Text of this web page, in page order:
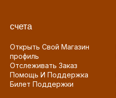
счета
Открыть Свой Магазин
профиль
Отслеживать Заказ
Помощь И Поддержка
Билет Поддержки